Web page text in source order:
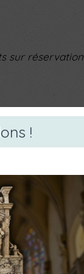
sur réservation
Paulet
et théorbes
!